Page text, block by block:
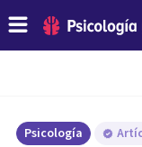
Psicología